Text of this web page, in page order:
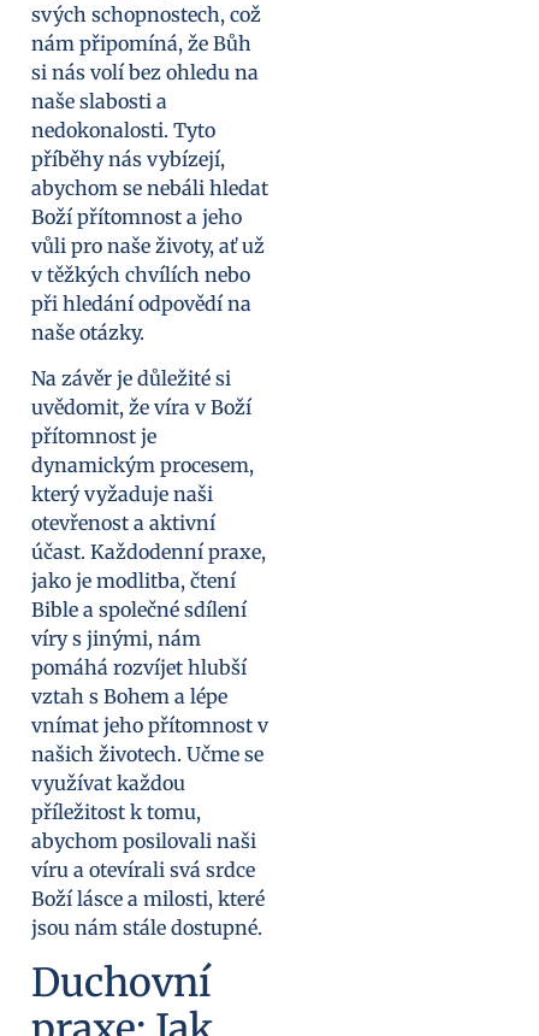
svých schopnostech, což
nám připomíná, že Bůh
si nás volí bez ohledu na
naše slabosti a
nedokonalosti. Tyto
příběhy nás vybízejí,
abychom se nebáli hledat
Boží přítomnost a jeho
vůli pro naše životy, ať už
v těžkých chvílích nebo
při hledání odpovědí na
naše otázky.
Na závěr je důležité si
uvědomit, že víra v Boží
přítomnost je
dynamickým procesem,
který vyžaduje naši
otevřenost a aktivní
účast. Každodenní praxe,
jako je modlitba, čtení
Bible a společné sdílení
víry s jinými, nám
pomáhá rozvíjet hlubší
vztah s Bohem a lépe
vnímat jeho přítomnost v
našich životech. Učme se
využívat každou
příležitost k tomu,
abychom posilovali naši
víru a otevírali svá srdce
Boží lásce a milosti, které
jsou nám stále dostupné.
Duchovní